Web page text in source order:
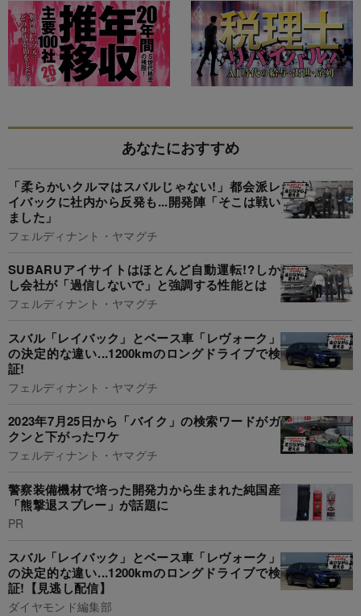
あなたにおすすめ
「柔らかいクルマはスバルじゃない!」都会派レ
イバックに社内から反発も...開発陣「そこは戦い
ました」
フェルディナント・ヤマグチ
SUBARUアイサイトはほとんど自動運転!?しか
し会社が「過信しないで」と強調する性能とは
フェルディナント・ヤマグチ
スバル「レイバック」とベース車「レヴォーク」
の決定的な違い...1200kmのロングドライブで検
証!
フェルディナント・ヤマグチ
2023年7月25日から「バイク」の検索ワードがガ
クンと下がったワケ
フェルディナント・ヤマグチ
警察装備機材で培った開発力から生まれた純国産
「熊撃退スプレー」が話題に
PR
スバル「レイバック」とベース車「レヴォーク」
の決定的な違い...1200kmのロングドライブで検
証!【見逃し配信】
ダイヤモンド編集部